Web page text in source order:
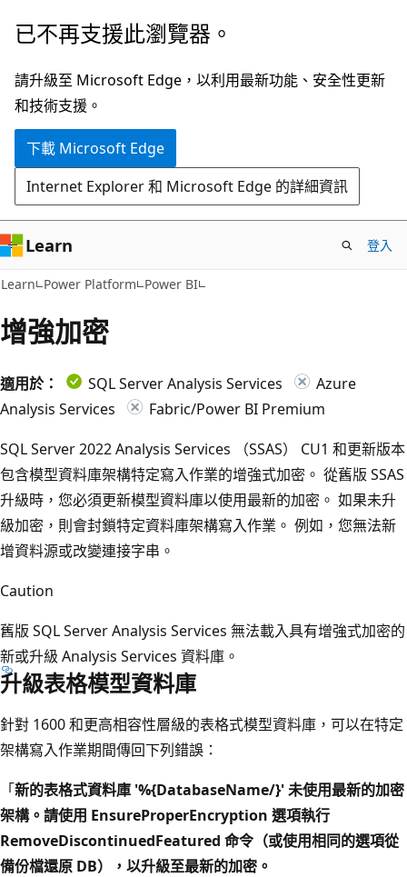
跳
主
要
內
已不再支援此瀏覽器。
請升級至 Microsoft Edge，以利用最新功能、安全性更新
和技術支援。
下載 Microsoft Edge
Internet Explorer 和 Microsoft Edge 的詳細資訊
Learn 登入
Learn Power Platform Power BI
增強加密
適用於： SQL Server Analysis Services
Azure
Analysis Services
Fabric/Power BI Premium
SQL Server 2022 Analysis Services （SSAS） CU1 和更新版本
包含模型資料庫架構特定寫入作業的增強式加密。 從舊版 SSAS
升級時，您必須更新模型資料庫以使用最新的加密。 如果未升
級加密，則會封鎖特定資料庫架構寫入作業。 例如，您無法新
增資料源或改變連接字串。
Caution
舊版 SQL Server Analysis Services 無法載入具有增強式加密的
新或升級 Analysis Services 資料庫。
升級表格模型資料庫
針對 1600 和更高相容性層級的表格式模型資料庫，可以在特定
架構寫入作業期間傳回下列錯誤：
「新的表格式資料庫 '%{DatabaseName/}' 未使用最新的加密
架構。請使用 EnsureProperEncryption 選項執行
RemoveDiscontinuedFeatured 命令（或使用相同的選項從
備份檔還原 DB），以升級至最新的加密。